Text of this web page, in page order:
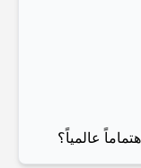
دليلك الأمثل
وخالدة
Best Hotels in
عالمياً؟